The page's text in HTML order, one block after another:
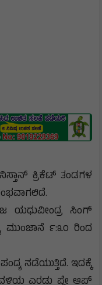
ಕ್ರಿಕೆಟ್ ತಂಡಗಳ
ಯಧುವೀಂದ್ರ ಸಿಂಗ್
ಮುಂಜಾನೆ ೯:೩೦ ರಿಂದ
ನಡೆಯುತ್ತಿದೆ. ಇದಕ್ಕೆ